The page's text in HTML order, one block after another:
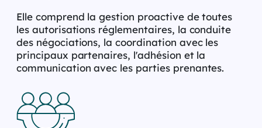
Elle comprend la gestion proactive de toutes
les autorisations réglementaires, la conduite
des négociations, la coordination avec les
principaux partenaires, l'adhésion et la
communication avec les parties prenantes.